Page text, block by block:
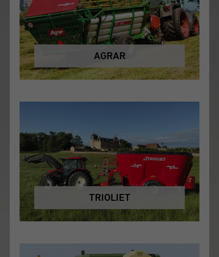
AGRAR
TRIOLIET